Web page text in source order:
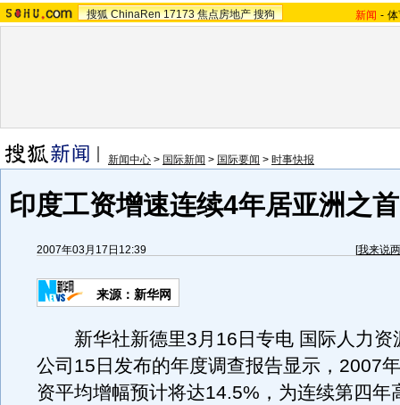
搜狐 ChinaRen 17173 焦点房地产 搜狗 新闻 -
新闻中心 > 国际新闻 > 国际要闻 > 时事快报
印度工资增速连续4年居亚洲之
2007年03月17日12:39 [我来说
来源：新华网
新华社新德里3月16日专电 国际人力资
公司15日发布的年度调查报告显示，2007
资平均增幅预计将达14.5%，为连续第四年